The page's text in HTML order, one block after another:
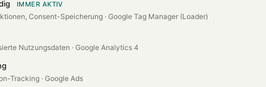
Kanzleien
IMMER AKTIV
Consent-Speicherung · Google Tag Manager (Loader)
Nutzungsdaten · Google Analytics 4
Tracking · Google Ads